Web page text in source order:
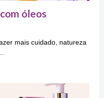
óleos
mais cuidado, natureza